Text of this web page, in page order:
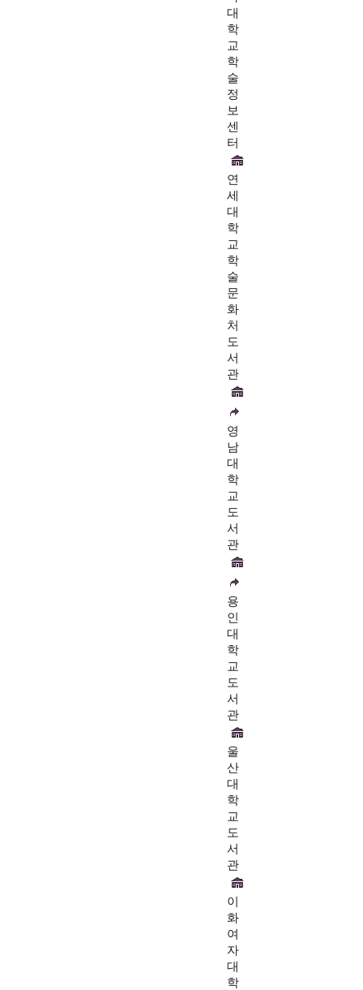
대
학
교
학
술
정
보
센
터
연
세
대
학
교
학
술
문
화
처
도
서
관
영
남
대
학
교
도
서
관
용
인
대
학
교
도
서
관
울
산
대
학
교
도
서
관
이
화
여
자
대
학